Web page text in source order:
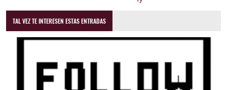
TAL VEZ TE INTERESEN ESTAS ENTRADAS